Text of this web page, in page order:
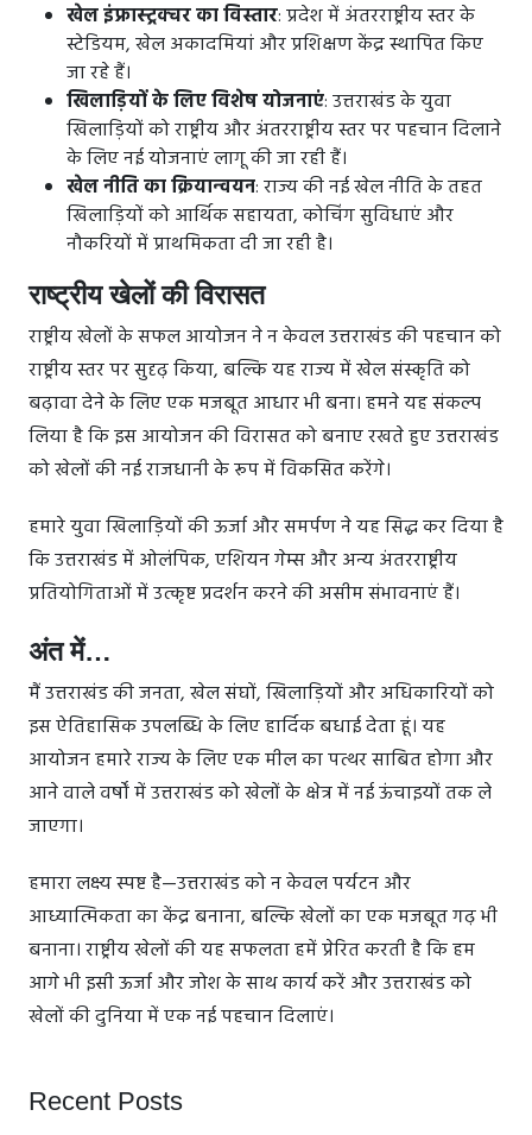
खेल इंफ्रास्ट्रक्चर का विस्तार: प्रदेश में अंतरराष्ट्रीय स्तर के
स्टेडियम, खेल अकादमियां और प्रशिक्षण केंद्र स्थापित किए
जा रहे हैं।
खिलाड़ियों के लिए विशेष योजनाएं: उत्तराखंड के युवा
खिलाड़ियों को राष्ट्रीय और अंतरराष्ट्रीय स्तर पर पहचान दिलाने
के लिए नई योजनाएं लागू की जा रही हैं।
खेल नीति का क्रियान्वयन: राज्य की नई खेल नीति के तहत
खिलाड़ियों को आर्थिक सहायता, कोचिंग सुविधाएं और
नौकरियों में प्राथमिकता दी जा रही है।
राष्ट्रीय खेलों की विरासत
राष्ट्रीय खेलों के सफल आयोजन ने न केवल उत्तराखंड की पहचान को
राष्ट्रीय स्तर पर सुदृढ़ किया, बल्कि यह राज्य में खेल संस्कृति को
बढ़ावा देने के लिए एक मजबूत आधार भी बना। हमने यह संकल्प
लिया है कि इस आयोजन की विरासत को बनाए रखते हुए उत्तराखंड
को खेलों की नई राजधानी के रूप में विकसित करेंगे।
हमारे युवा खिलाड़ियों की ऊर्जा और समर्पण ने यह सिद्ध कर दिया है
कि उत्तराखंड में ओलंपिक, एशियन गेम्स और अन्य अंतरराष्ट्रीय
प्रतियोगिताओं में उत्कृष्ट प्रदर्शन करने की असीम संभावनाएं हैं।
अंत में…
मैं उत्तराखंड की जनता, खेल संघों, खिलाड़ियों और अधिकारियों को
इस ऐतिहासिक उपलब्धि के लिए हार्दिक बधाई देता हूं। यह
आयोजन हमारे राज्य के लिए एक मील का पत्थर साबित होगा और
आने वाले वर्षों में उत्तराखंड को खेलों के क्षेत्र में नई ऊंचाइयों तक ले
जाएगा।
हमारा लक्ष्य स्पष्ट है—उत्तराखंड को न केवल पर्यटन और
आध्यात्मिकता का केंद्र बनाना, बल्कि खेलों का एक मजबूत गढ़ भी
बनाना। राष्ट्रीय खेलों की यह सफलता हमें प्रेरित करती है कि हम
आगे भी इसी ऊर्जा और जोश के साथ कार्य करें और उत्तराखंड को
खेलों की दुनिया में एक नई पहचान दिलाएं।
Recent Posts